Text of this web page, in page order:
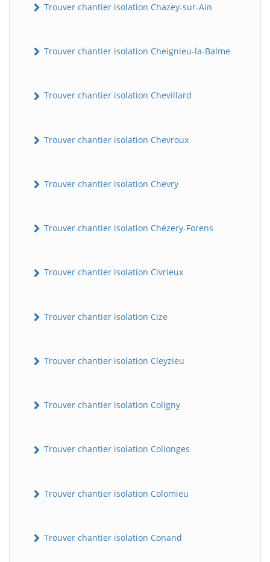
Trouver chantier isolation Chazey-sur-Ain
Trouver chantier isolation Cheignieu-la-Balme
Trouver chantier isolation Chevillard
Trouver chantier isolation Chevroux
Trouver chantier isolation Chevry
Trouver chantier isolation Chézery-Forens
Trouver chantier isolation Civrieux
Trouver chantier isolation Cize
Trouver chantier isolation Cleyzieu
Trouver chantier isolation Coligny
Trouver chantier isolation Collonges
Trouver chantier isolation Colomieu
Trouver chantier isolation Conand
Assistant en ligne